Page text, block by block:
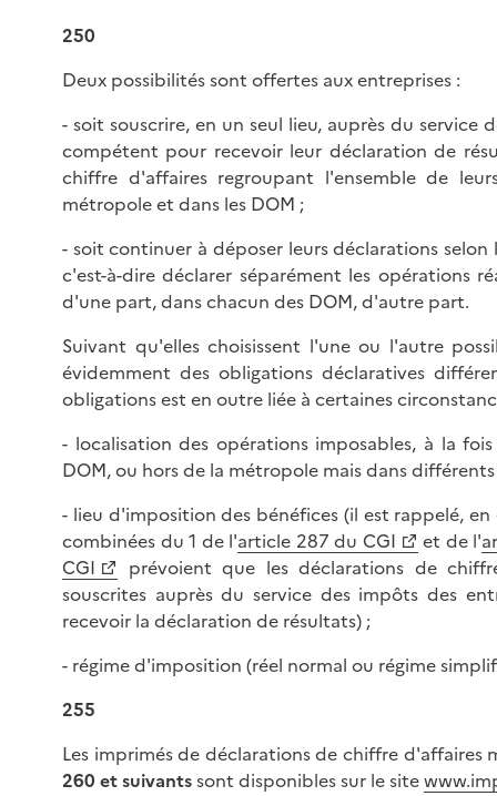
250
Deux possibilités sont offertes aux entreprises :
- soit souscrire, en un seul lieu, auprès du service
compétent pour recevoir leur déclaration de
chiffre d'affaires regroupant l'ensemble de
métropole et dans les DOM ;
- soit continuer à déposer leurs déclarations
c'est-à-dire déclarer séparément les opérations
d'une part, dans chacun des DOM, d'autre part.
Suivant qu'elles choisissent l'une ou l'autre
évidemment des obligations déclaratives
obligations est en outre liée à certaines
- localisation des opérations imposables, à la
DOM, ou hors de la métropole mais dans
- lieu d'imposition des bénéfices (il est rappelé,
combinées du 1 de l'article 287 du CGI et de l'
CGI
prévoient que les déclarations de
souscrites auprès du service des impôts des
recevoir la déclaration de résultats) ;
- régime d'imposition (réel normal ou régime
255
Les imprimés de déclarations de chiffre d'affaires
260 et suivantssont disponibles sur le site